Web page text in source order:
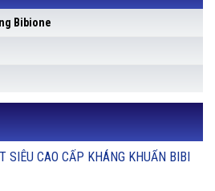
Bibione
SIÊU CAO CẤP KHÁNG KHUẨN BIBI